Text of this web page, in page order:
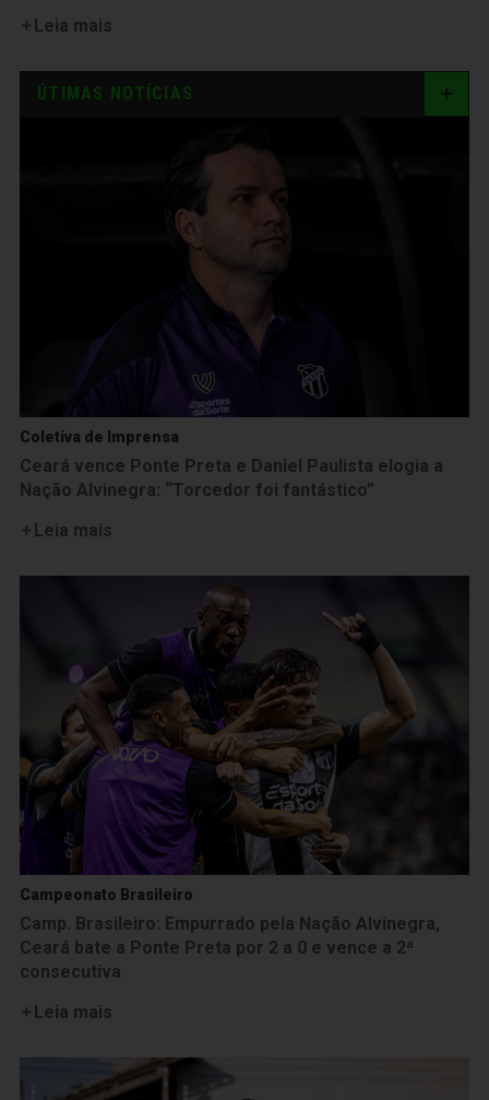
Leia mais
ÚTIMAS NOTÍCIAS
Coletiva de Imprensa
Ceará vence Ponte Preta e Daniel Paulista elogia a
Nação Alvinegra: “Torcedor foi fantástico”
Leia mais
Campeonato Brasileiro
Camp. Brasileiro: Empurrado pela Nação Alvinegra,
Ceará bate a Ponte Preta por 2 a 0 e vence a 2ª
consecutiva
Leia mais